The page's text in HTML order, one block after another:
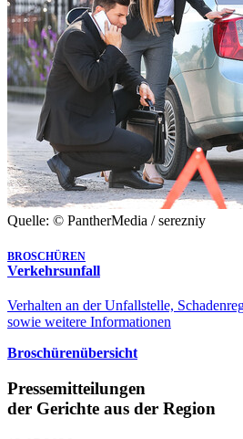
Quelle: © PantherMedia / serezniy
BROSCHÜREN
Verkehrsunfall
Verhalten an der Unfallstelle,
sowie weitere Informationen
Broschürenübersicht
Pressemitteilungen
der Gerichte aus der Region